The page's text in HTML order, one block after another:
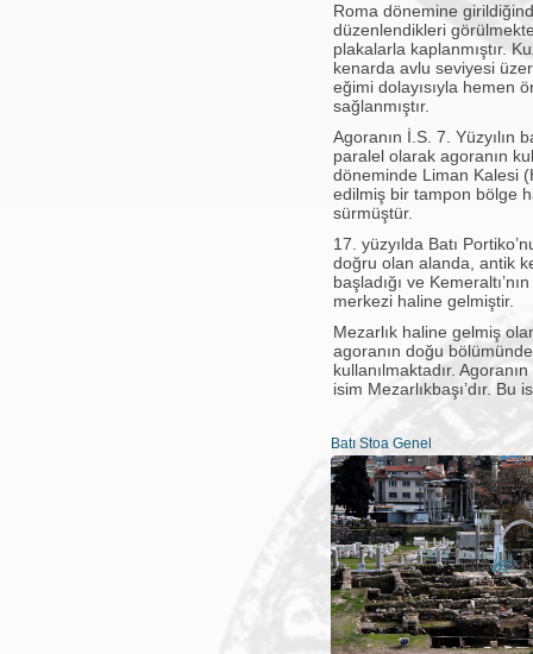
Roma dönemine
düzenlendikleri
plakalarla kaplanmıştır.
kenarda avlu seviyesi
eğimi dolayısıyla hemen
sağlanmıştır.
Agoranın İ.S. 7.
paralel olarak agoranın
döneminde Liman Kalesi
edilmiş bir tampon bölge
sürmüştür.
17. yüzyılda Batı
doğru olan alanda, antik
başladığı ve
merkezi haline gelmiştir.
Mezarlık haline gelmiş
agoranın doğu
kullanılmaktadır.
isim Mezarlıkbaşı’dır.
Batı Stoa Genel